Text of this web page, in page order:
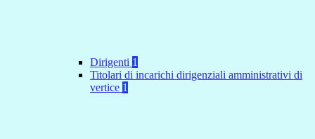
Dirigenti 1
Titolari di incarichi dirigenziali amministrativi di
vertice 1